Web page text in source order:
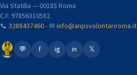
Via Statilia — 00185 Roma
C.F. 97856310582
📞 3288437460- ✉ info@anpsvolontariroma.it
💬 f ig in 𝕏